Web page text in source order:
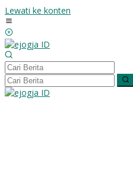
Lewati ke konten